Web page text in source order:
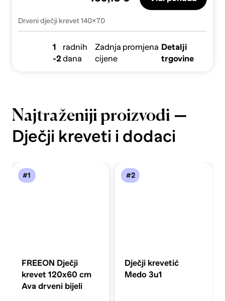
Drveni dječji krevet 140×70
1
-2
radnih
dana
Zadnja promjena
cijene
Detalji
trgovine
Najtraženiji proizvodi —
Dječji kreveti i dodaci
#1
FREEON Dječji
krevet 120x60 cm
Ava drveni bijeli
#2
Dječji krevetić
Medo 3u1